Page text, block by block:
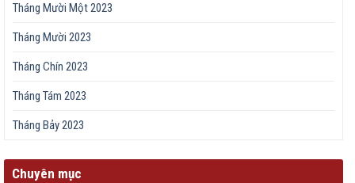
Tháng Mười Một 2023
Tháng Mười 2023
Tháng Chín 2023
Tháng Tám 2023
Tháng Bảy 2023
Chuyên mục